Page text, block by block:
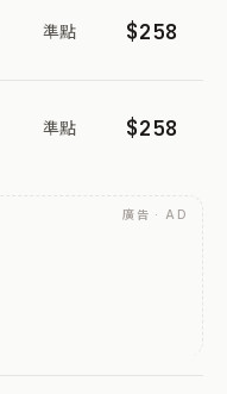
準點 $258
準點 $258
廣告 · AD